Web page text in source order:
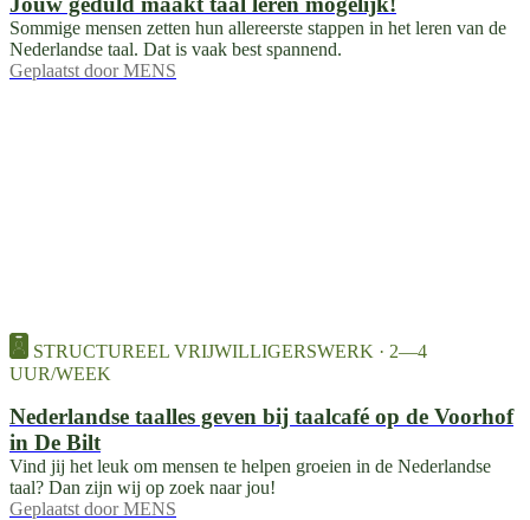
Sommige mensen zetten hun allereerste stappen in het leren van de
Nederlandse taal. Dat is vaak best spannend.
Geplaatst door MENS
STRUCTUREEL VRIJWILLIGERSWERK · 2—4
UUR/WEEK
Nederlandse taalles geven bij taalcafé op de Voorhof
in De Bilt
Vind jij het leuk om mensen te helpen groeien in de Nederlandse
taal? Dan zijn wij op zoek naar jou!
Geplaatst door MENS